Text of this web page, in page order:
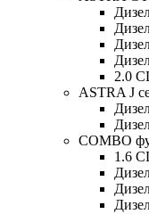
2.0
ASTRA J
COMBO
1.6